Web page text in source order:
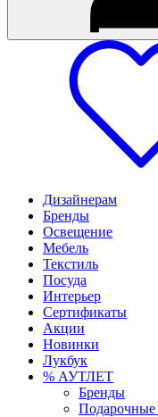
Дизайнерам
Бренды
Освещение
Мебель
Текстиль
Посуда
Интерьер
Сертификаты
Акции
Новинки
Лукбук
% АУТЛЕТ
Бренды
Подарочные